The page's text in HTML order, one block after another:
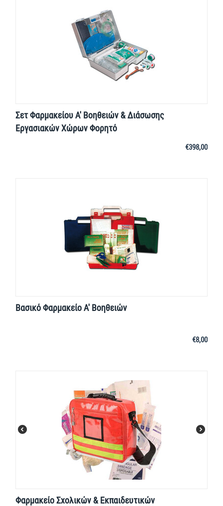
Σετ Φαρμακείου Α' Βοηθειών & Διάσωσης
Εργασιακών Χώρων Φορητό
€398,00
Βασικό Φαρμακείο Α' Βοηθειών
€8,00
Φαρμακείο Σχολικών & Εκπαιδευτικών